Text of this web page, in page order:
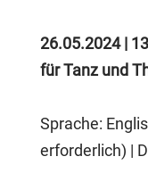
26.05.2024 |
für Tanz und
Sprache:
erforderlich) |